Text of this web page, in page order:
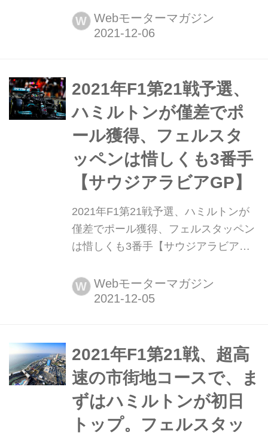
ジアラビアGPがジェッダの市街地コ
ースで開催され、メルセデスのルイ
ッペンが入り、チャンピオン争いの決
着は同点で最終戦に持ち越されること
になった。
W Webモーターマガジン
2021年F1第21戦予選、
ハミルトンが僅差でポ
ール獲得、フェルスタ
ッペンは惜しくも3番手
【サウジアラビアGP】
2021年F1第21戦予選、ハミルトンが
僅差でポール獲得、フェルスタッペン
は惜しくも3番手【サウジアラビア
日)、F1第21戦サウジアラビアGP予選
がジェッダ市街地コースで行われ、ル
ックス・フェルスタッペン(レッドブ
ル・ホンダ)は予選Q3最終アタックの
最終コーナー出口で惜し...
W Webモーターマガジン
2021年F1第21戦、超高
速の市街地コースで、ま
ずはハミルトンが初日
トップ。フェルスタッ